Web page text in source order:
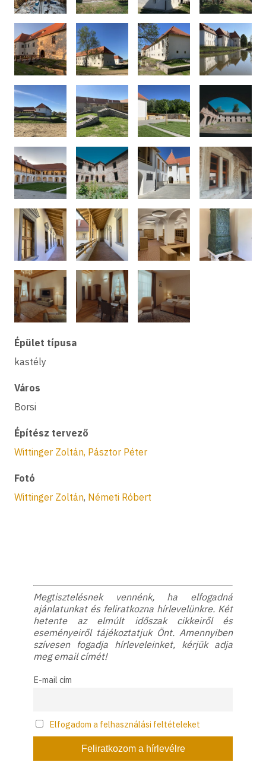
Épület típusa
kastély
Város
Borsi
Építész tervező
Wittinger Zoltán, Pásztor Péter
Fotó
Wittinger Zoltán, Németi Róbert
Megtisztelésnek vennénk, ha elfogadná
ajánlatunkat és feliratkozna hírlevelünkre. Két
hetente az elmúlt időszak cikkeiről és
eseményeiről tájékoztatjuk Önt. Amennyiben
szívesen fogadja hírleveleinket, kérjük adja
meg email címét!
E-mail cím
Elfogadom a felhasználási feltételeket